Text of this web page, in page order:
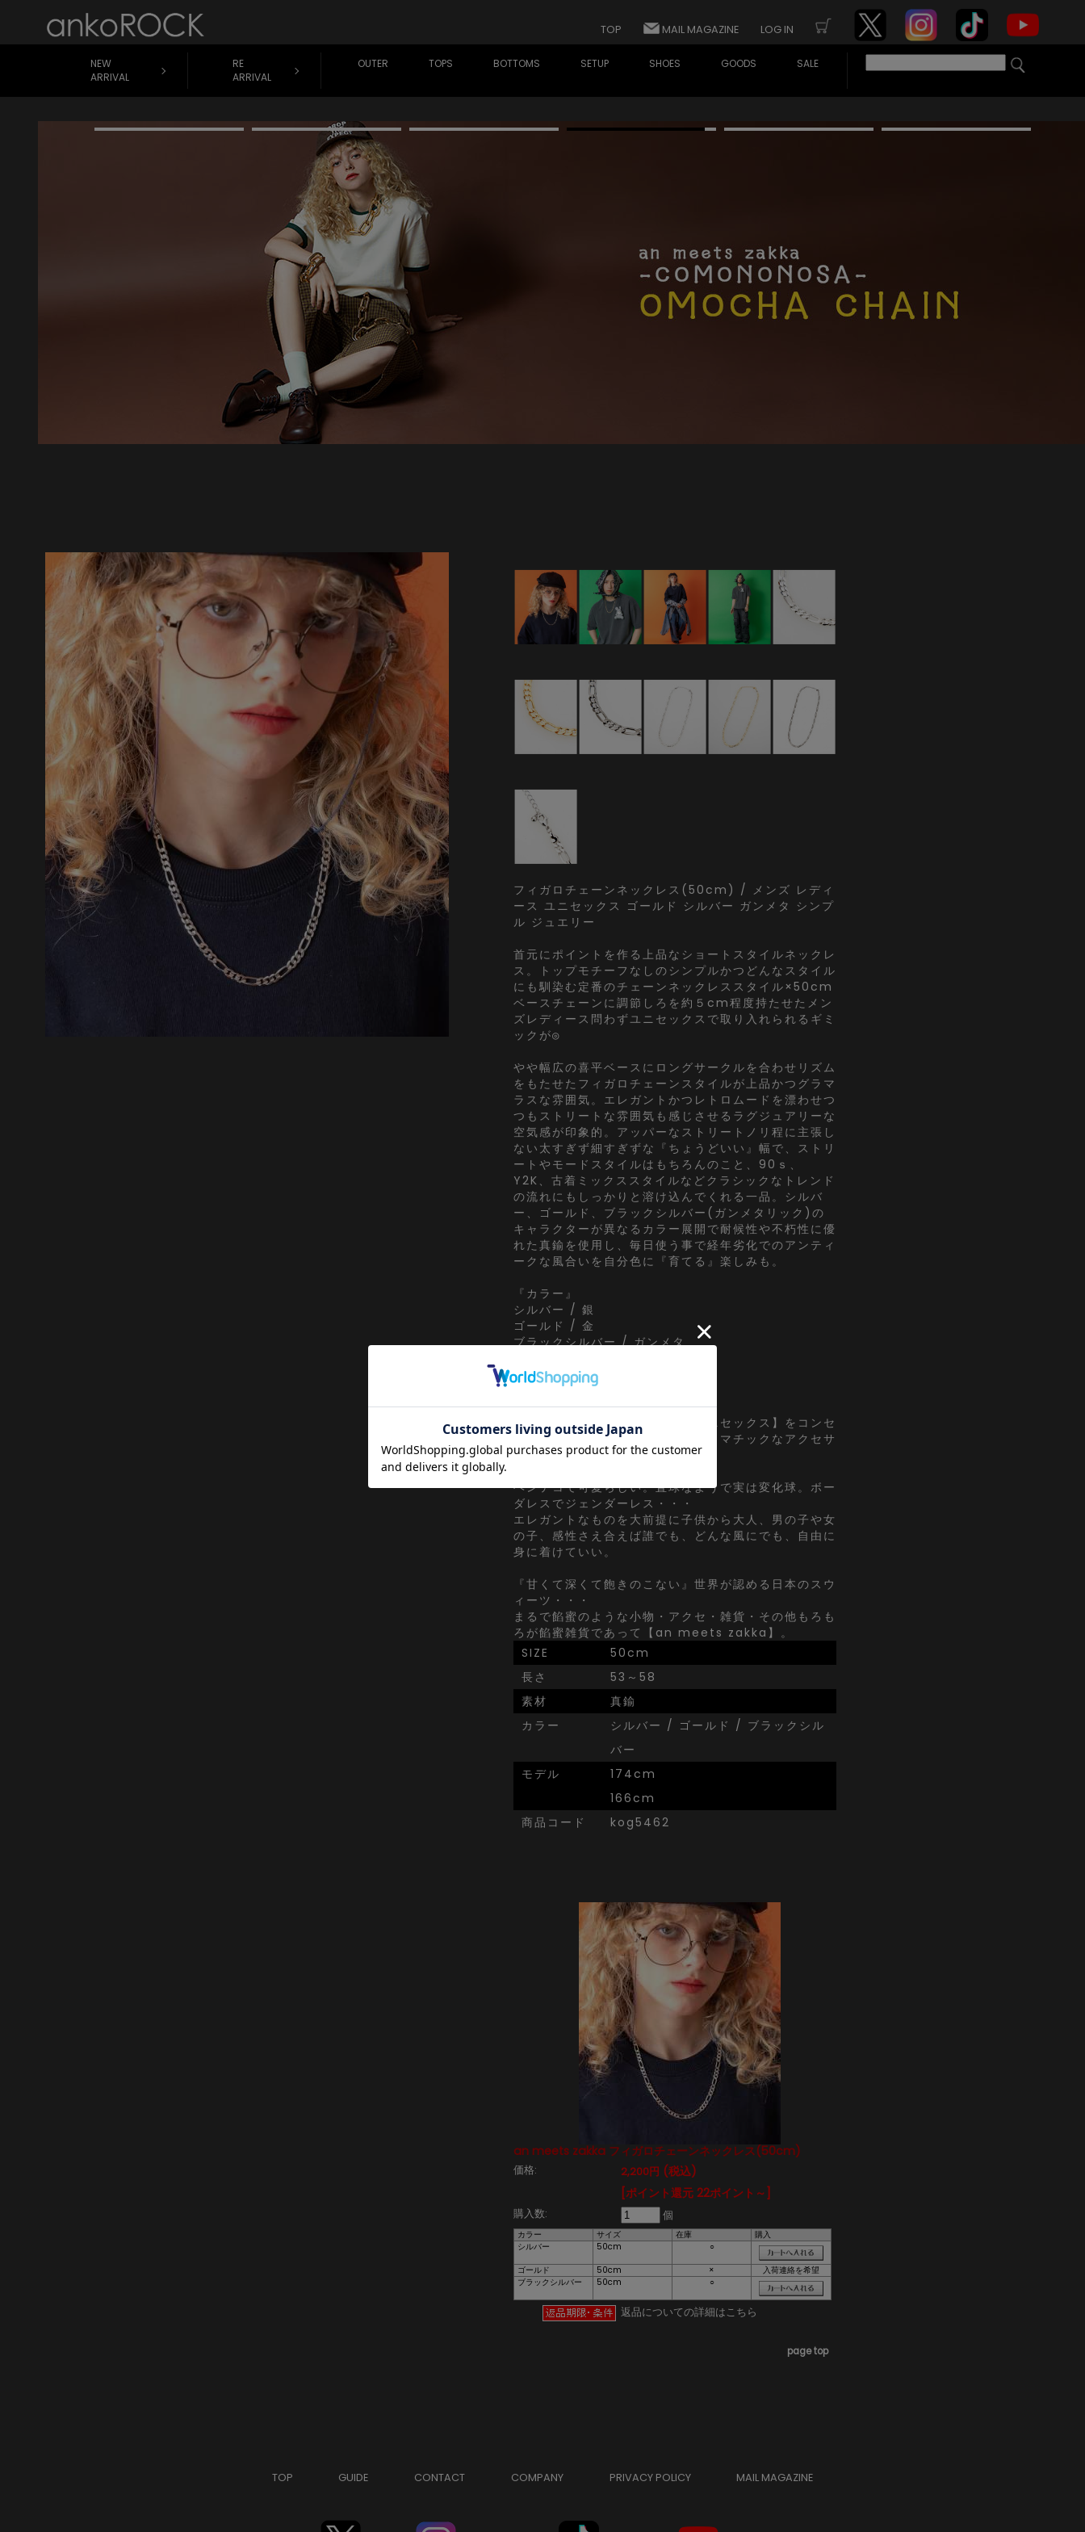
TOP MAIL MAGAZINE LOG IN
NEW
ARRIVAL
RE
ARRIVAL
OUTER TOPS BOTTOMS SETUP SHOES GOODS SALE
フィガロチェーンネックレス(50cm) / メンズ レディ
ース ユニセックス ゴールド シルバー ガンメタ シンプ
ル ジュエリー
首元にポイントを作る上品なショートスタイルネックレ
ス。トップモチーフなしのシンプルかつどんなスタイル
にも馴染む定番のチェーンネックレススタイル×50cm
ベースチェーンに調節しろを約５cm程度持たせたメン
ズレディース問わずユニセックスで取り入れられるギミ
ックが◎
やや幅広の喜平ベースにロングサークルを合わせリズム
をもたせたフィガロチェーンスタイルが上品かつグラマ
ラスな雰囲気。エレガントかつレトロムードを漂わせつ
つもストリートな雰囲気も感じさせるラグジュアリーな
空気感が印象的。アッパーなストリートノリ程に主張し
ない太すぎず細すぎずな『ちょうどいい』幅で、ストリ
ートやモードスタイルはもちろんのこと、90ｓ、
Y2K、古着ミックススタイルなどクラシックなトレンド
の流れにもしっかりと溶け込んでくれる一品。シルバ
ー、ゴールド、ブラックシルバー(ガンメタリック)の
キャラクターが異なるカラー展開で耐候性や不朽性に優
れた真鍮を使用し、毎日使う事で経年劣化でのアンティ
ークな風合いを自分色に『育てる』楽しみも。
『カラー』
シルバー / 銀
ゴールド / 金
ブラックシルバー / ガンメタ
【an meets zakka】
ankoROCK meets ZAKKA・・・
アンコロックとしての視点で【ユニセックス】をコンセ
プトに世界中からセレクトしたドラマチックなアクセサ
リー。
ヘンテコで可愛らしい。直球なようで実は変化球。ボー
ダレスでジェンダーレス・・・
エレガントなものを大前提に子供から大人、男の子や女
の子、感性さえ合えば誰でも、どんな風にでも、自由に
身に着けていい。
『甘くて深くて飽きのこない』世界が認める日本のスウ
ィーツ・・・
まるで餡蜜のような小物・アクセ・雑貨・その他もろも
ろが餡蜜雑貨であって【an meets zakka】。
SIZE
50cm
長さ
53～58
素材
真鍮
カラー
シルバー / ゴールド / ブラックシル
バー
モデル
174cm
166cm
商品コード
kog5462
an meets zakka フィガロチェーンネックレス(50cm)
価格: 2,200円 (税込)
[ポイント還元 22ポイント～]
購入数: 個
カラー サイズ 在庫
購入
シルバー
50cm
○
ゴールド
50cm ×
入荷連絡を希望
ブラックシルバー
50cm ○
返品についての詳細はこちら
page top
TOP GUIDE CONTACT COMPANY PRIVACY POLICY MAIL MAGAZINE